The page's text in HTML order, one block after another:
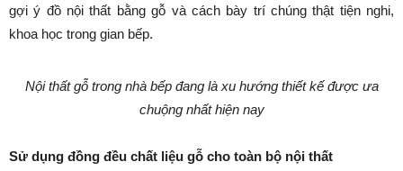
gợi ý đồ nội thất bằng gỗ và cách bày trí chúng thật tiện nghi,
khoa học trong gian bếp.
Nội thất gỗ trong nhà bếp đang là xu hướng thiết kế được ưa
chuộng nhất hiện nay
Sử dụng đồng đều chất liệu gỗ cho toàn bộ nội thất